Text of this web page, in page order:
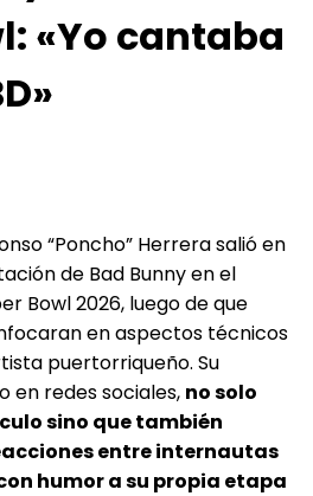
«Yo cantaba
“Poncho” Herrera salió en
de Bad Bunny en el
Bowl 2026, luego de que
en aspectos técnicos
puertorriqueño. Su
en redes sociales, no solo
sino que también
entre internautas
humor a su propia etapa